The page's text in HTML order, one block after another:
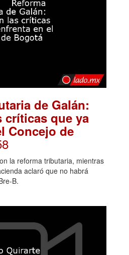
de Galán:
críticas que ya
Concejo de
la reforma tributaria, mientras
aclaró que no habrá
B.